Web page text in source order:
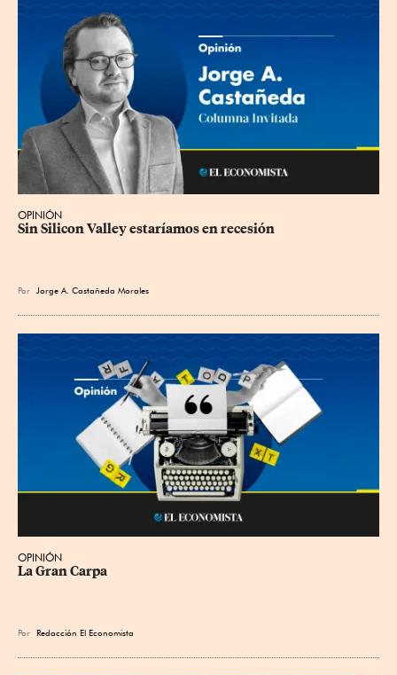
OPINIÓN
Sin Silicon Valley estaríamos en recesión
Por Jorge A. Castañeda Morales
OPINIÓN
La Gran Carpa
Por Redacción El Economista